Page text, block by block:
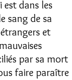
dans les
sang de sa
et
par sa mort
faire paraître